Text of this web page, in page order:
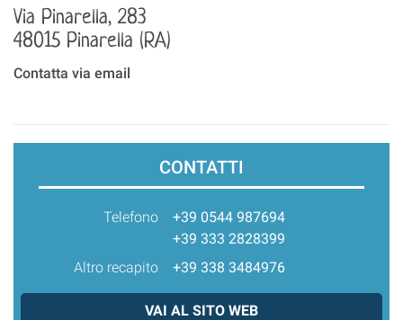
Via Pinarella, 283
48015 Pinarella (RA)
Contatta via email
CONTATTI
Telefono
+39 0544 987694
+39 333 2828399
Altro recapito
+39 338 3484976
VAI AL SITO WEB